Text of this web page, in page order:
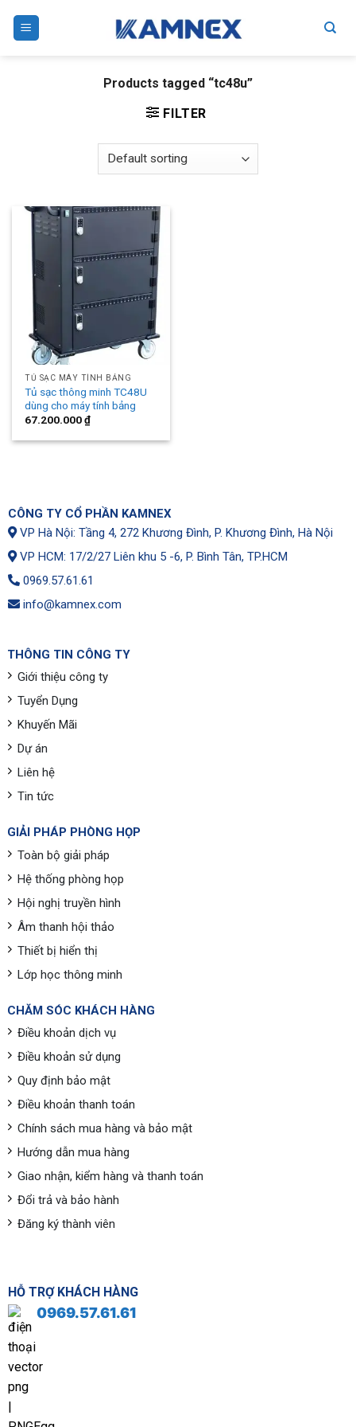
Products tagged “tc48u”
FILTER
TỦ SẠC MÁY TÍNH BẢNG
Tủ sạc thông minh TC48U
dùng cho máy tính bảng
67.200.000₫
CÔNG TY CỔ PHẦN KAMNEX
VP Hà Nội: Tầng 4, 272 Khương Đình, P. Khương Đình, Hà Nội
VP HCM: 17/2/27 Liên khu 5 -6, P. Bình Tân, TP.HCM
0969.57.61.61
info@kamnex.com
THÔNG TIN CÔNG TY
Giới thiệu công ty
Tuyển Dụng
Khuyến Mãi
Dự án
Liên hệ
Tin tức
GIẢI PHÁP PHÒNG HỌP
Toàn bộ giải pháp
Hệ thống phòng họp
Hội nghị truyền hình
Âm thanh hội thảo
Thiết bị hiển thị
Lớp học thông minh
CHĂM SÓC KHÁCH HÀNG
Điều khoản dịch vụ
Điều khoản sử dụng
Quy định bảo mật
Điều khoản thanh toán
Chính sách mua hàng và bảo mật
Hướng dẫn mua hàng
Giao nhận, kiểm hàng và thanh toán
Đổi trả và bảo hành
Đăng ký thành viên
HỖ TRỢ KHÁCH HÀNG
0969.57.61.61